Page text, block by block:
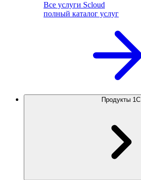
Все услуги Scloud
полный каталог услуг
Продукты 1С